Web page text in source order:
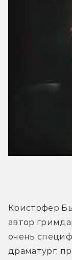
Кристофер
автор
очень
драматург,